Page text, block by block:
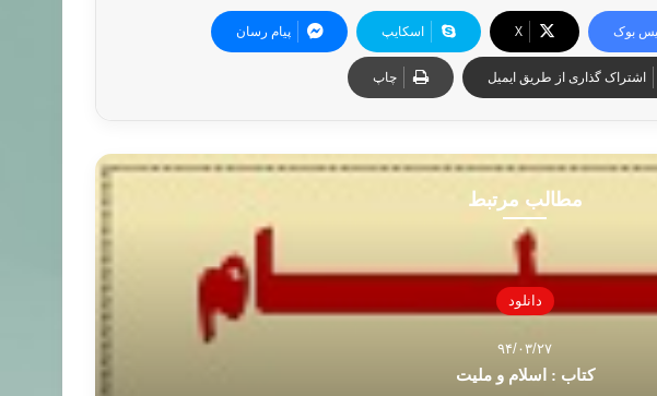
بوک X اسکایپ پیام رسان
اشتراک گذاری از طریق ایمیل چاپ
مطالب مرتبط
دانلود
۹۴/۰۳/۲۷
کتاب : اسلام و ملیت